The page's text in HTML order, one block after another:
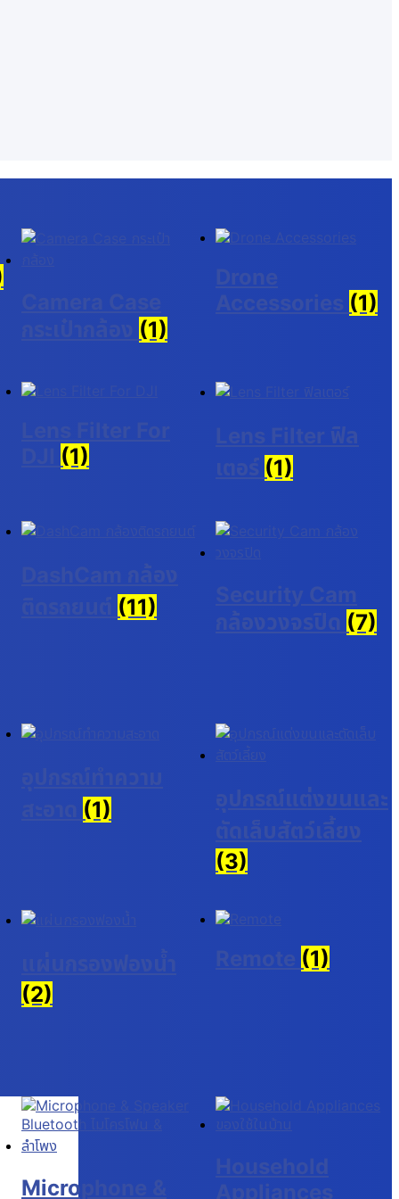
(1)
Accessories (1)
(1)
Lens Filter ฟิล
(1)
(11)
Security Cam
กล้องวงจรปิด (7)
(1)
อุปกรณ์แต่งขนและ
ตัดเล็บสัตว์เลี้ยง
(3)
(2)
Remote (1)
Microphone &
Household
Appliances